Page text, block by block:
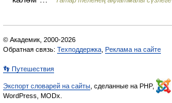
© Академик, 2000-2026
Обратная связь: Техподдержка Реклама на сайте
👣 Путешествия
Экспорт словарей на сайты , сделанные на PHP,
WordPress, MODx.